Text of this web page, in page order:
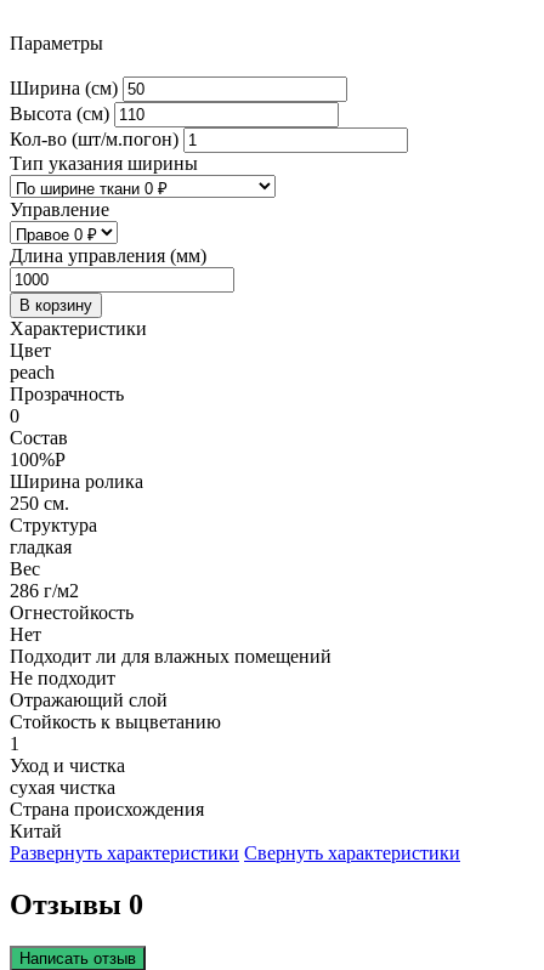
Параметры
Ширина (см)
Высота (см)
Кол-во (шт/м.погон)
Тип указания ширины
Управление
Длина управления (мм)
В корзину
Характеристики
Цвет
peach
Прозрачность
0
Состав
100%P
Ширина ролика
250 см.
Структура
гладкая
Вес
286 г/м2
Огнестойкость
Нет
Подходит ли для влажных помещений
Не подходит
Отражающий слой
Стойкость к выцветанию
1
Уход и чистка
сухая чистка
Страна происхождения
Китай
Развернуть характеристики Свернуть характеристики
Отзывы 0
Написать отзыв